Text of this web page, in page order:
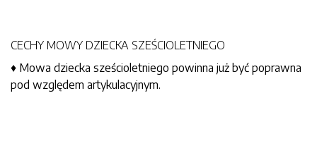
CECHY MOWY DZIECKA SZEŚCIOLETNIEGO
♦ Mowa dziecka sześcioletniego powinna już być poprawna
pod względem artykulacyjnym.